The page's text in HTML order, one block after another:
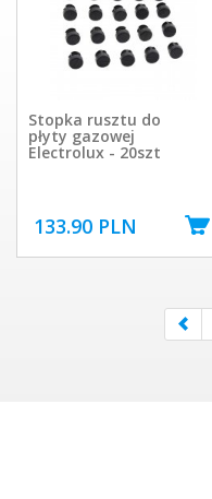
Stopka rusztu do
płyty gazowej
Electrolux - 20szt
133.90 PLN